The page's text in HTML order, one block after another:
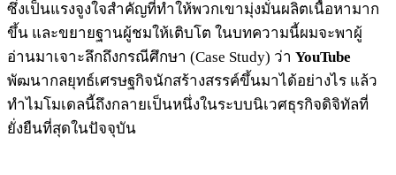
ซึ่งเป็นแรงจูงใจสำคัญที่ทำให้พวกเขามุ่งมั่นผลิตเนื้อหามาก
ขึ้น และขยายฐานผู้ชมให้เติบโต ในบทความนี้ผมจะพาผู้
อ่านมาเจาะลึกถึงกรณีศึกษา (Case Study) ว่า YouTube
พัฒนากลยุทธ์เศรษฐกิจนักสร้างสรรค์ขึ้นมาได้อย่างไร แล้ว
ทำไมโมเดลนี้ถึงกลายเป็นหนึ่งในระบบนิเวศธุรกิจดิจิทัลที่
ยั่งยืนที่สุดในปัจจุบัน